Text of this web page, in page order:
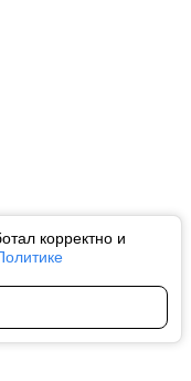
корректно и